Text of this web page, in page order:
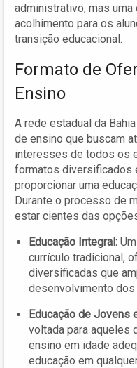
administrativo, mas
acolhimento para os
transição educacional.
Formato de
Ensino
A rede estadual da
de ensino que buscam
interesses de todos os
formatos diversificados
proporcionar uma
Durante o processo de
estar cientes das
Educação Integral:
currículo tradicional,
diversificadas que
desenvolvimento dos
Educação de Jovens
voltada para aqueles
ensino em idade
educação em